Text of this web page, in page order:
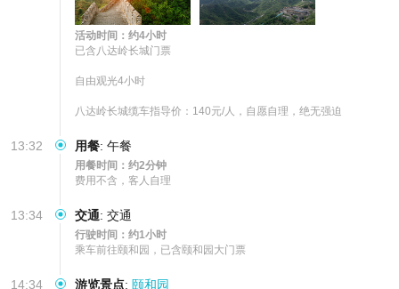
活动时间：约4小时
已含八达岭长城门票
自由观光4小时
八达岭长城缆车指导价：140元/人，自愿自理，绝无强迫
13:32 用餐: 午餐
用餐时间：约2分钟
费用不含，客人自理
13:34 交通: 交通
行驶时间：约1小时
乘车前往颐和园，已含颐和园大门票
14:34 游览景点: 颐和园